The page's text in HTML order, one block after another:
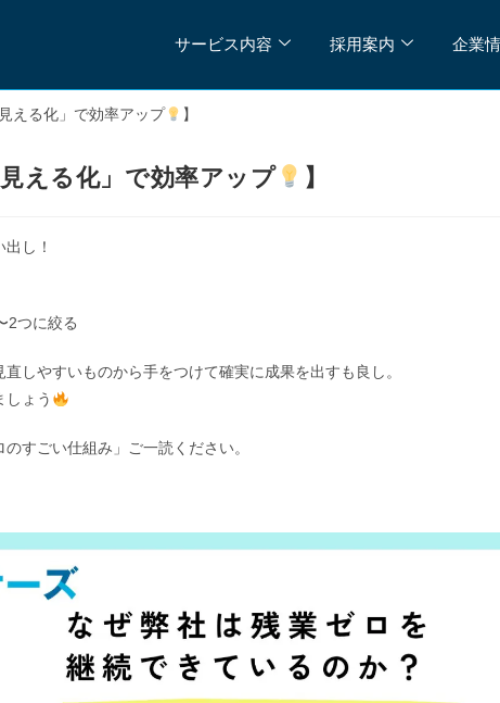
サービス内容 採用案内 企業
える化」で効率アップ 】
える化」で効率アップ 】
し！
2つに絞る
しやすいものから手をつけて確実に成果を出すも良し。
しょう
すごい仕組み」ご一読ください。